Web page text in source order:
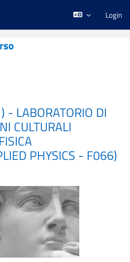
Login
LABORATORIO DI
CULTURALI
PHYSICS - F066)